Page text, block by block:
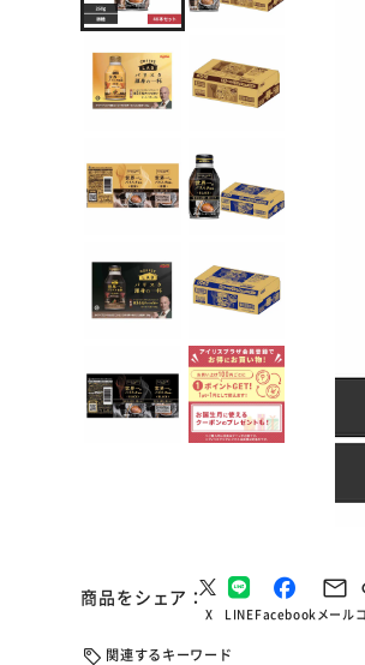
商品をシェア
X LINEFacebook メール
関連するキーワード